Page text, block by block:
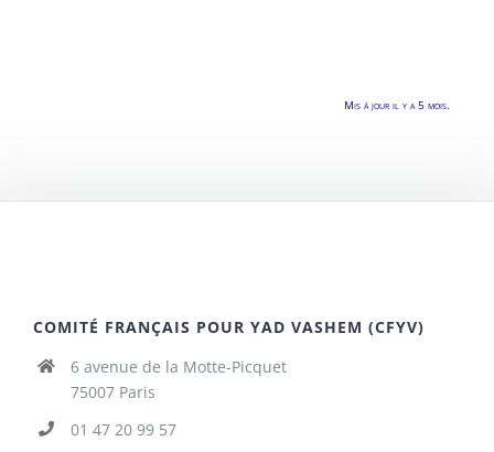
Mis à jour il y a 5 mois.
COMITÉ FRANÇAIS POUR YAD VASHEM (CFYV)
6 avenue de la Motte-Picquet
75007 Paris
01 47 20 99 57